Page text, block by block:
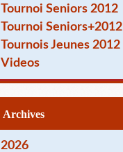
Tournoi Seniors 2012
Tournoi Seniors+2012
Tournois Jeunes 2012
Videos
Archives
2026